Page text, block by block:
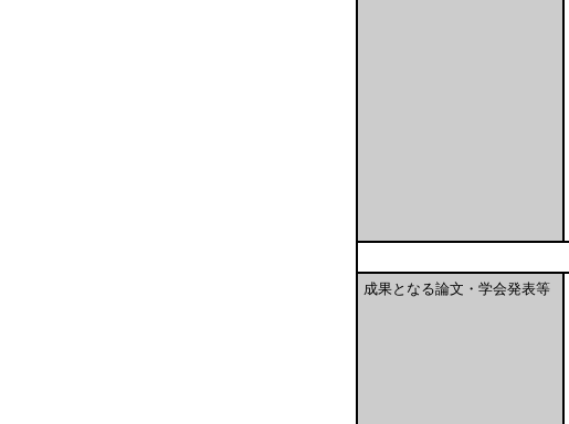
成果となる論文・学会発表等